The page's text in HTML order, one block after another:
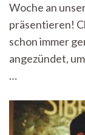
Woche an
präsentieren!
schon immer
angezündet,
…